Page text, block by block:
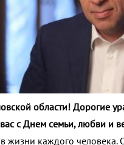
области! Дорогие
с Днем семьи, любви и
жизни каждого человека.